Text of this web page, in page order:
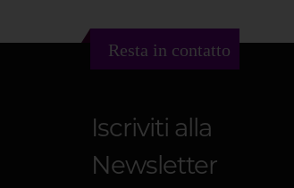
Resta in contatto
Iscriviti alla
Newsletter